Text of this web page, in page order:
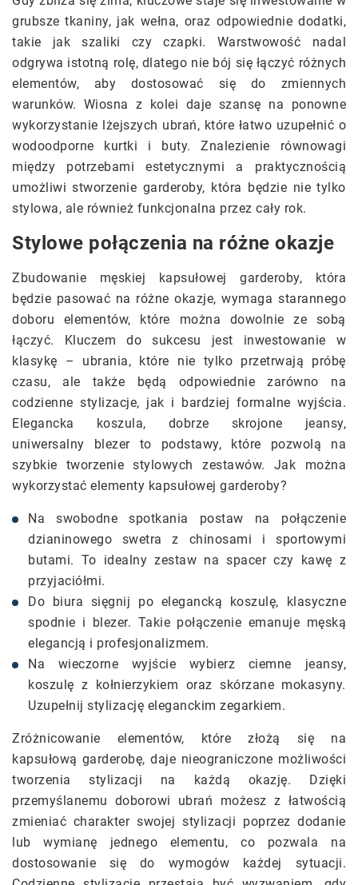
grubsze tkaniny, jak wełna, oraz odpowiednie dodatki,
takie jak szaliki czy czapki. Warstwowość nadal
odgrywa istotną rolę, dlatego nie bój się łączyć różnych
elementów, aby dostosować się do zmiennych
warunków. Wiosna z kolei daje szansę na ponowne
wykorzystanie lżejszych ubrań, które łatwo uzupełnić o
wodoodporne kurtki i buty. Znalezienie równowagi
między potrzebami estetycznymi a praktycznością
umożliwi stworzenie garderoby, która będzie nie tylko
stylowa, ale również funkcjonalna przez cały rok.
Stylowe połączenia na różne okazje
Zbudowanie męskiej kapsułowej garderoby, która
będzie pasować na różne okazje, wymaga starannego
doboru elementów, które można dowolnie ze sobą
łączyć. Kluczem do sukcesu jest inwestowanie w
klasykę – ubrania, które nie tylko przetrwają próbę
czasu, ale także będą odpowiednie zarówno na
codzienne stylizacje, jak i bardziej formalne wyjścia.
Elegancka koszula, dobrze skrojone jeansy,
uniwersalny blezer to podstawy, które pozwolą na
szybkie tworzenie stylowych zestawów. Jak można
wykorzystać elementy kapsułowej garderoby?
Na swobodne spotkania postaw na połączenie
dzianinowego swetra z chinosami i sportowymi
butami. To idealny zestaw na spacer czy kawę z
przyjaciółmi.
Do biura sięgnij po elegancką koszulę, klasyczne
spodnie i blezer. Takie połączenie emanuje męską
elegancją i profesjonalizmem.
Na wieczorne wyjście wybierz ciemne jeansy,
koszulę z kołnierzykiem oraz skórzane mokasyny.
Uzupełnij stylizację eleganckim zegarkiem.
Zróżnicowanie elementów, które złożą się na
kapsułową garderobę, daje nieograniczone możliwości
tworzenia stylizacji na każdą okazję. Dzięki
przemyślanemu doborowi ubrań możesz z łatwością
zmieniać charakter swojej stylizacji poprzez dodanie
lub wymianę jednego elementu, co pozwala na
dostosowanie się do wymogów każdej sytuacji.